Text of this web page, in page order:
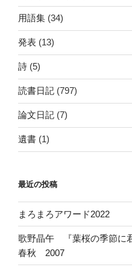
用語集 (34)
発表 (13)
詩 (5)
読書日記 (797)
論文日記 (7)
遺書 (1)
最近の投稿
まろまろアワード2022
歌野晶午 『葉桜の季節に
春秋 2007